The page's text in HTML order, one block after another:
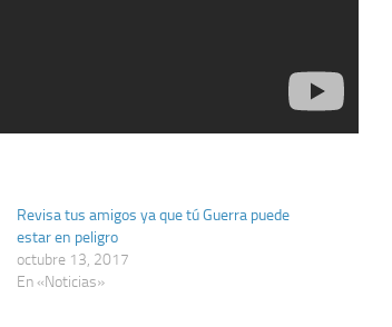
Revisa tus amigos ya que tú Guerra puede
estar en peligro
octubre 13, 2017
En «Noticias»